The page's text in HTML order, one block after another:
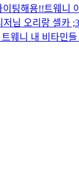
팅해용!!트웨니
저님 오리랑 셀카 ;3
웨니 내 비타민들